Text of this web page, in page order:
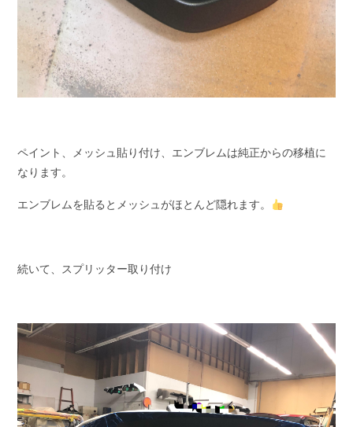
ペイント、メッシュ貼り付け、エンブレムは純正からの移植に
なります。
エンブレムを貼るとメッシュがほとんど隠れます。
続いて、スプリッター取り付け